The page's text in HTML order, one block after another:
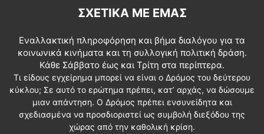
ΣΧΕΤΙΚΆ ΜΕ ΕΜΆΣ
Εναλλακτική πληροφόρηση και βήμα διαλόγου για τα
κοινωνικά κινήματα και τη συλλογική πολιτική δράση.
Κάθε Σάββατο έως και Τρίτη στα περίπτερα.
Τι είδους εγχείρημα μπορεί να είναι ο Δρόμος του δεύτερου
κύκλου; Σε αυτό το ερώτημα πρέπει, κατ’ αρχάς, να δώσουμε
μιαν απάντηση. Ο Δρόμος πρέπει ενσυνείδητα και
σχεδιασμένα να προσδιοριστεί ως συμβολή διεξόδου της
χώρας από την καθολική κρίση.